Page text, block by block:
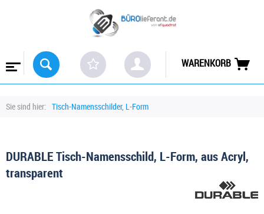
WARENKORB
Sie sind hier: Tisch-Namensschilder, L-Form
DURABLE Tisch-Namensschild, L-Form, aus Acryl,
transparent